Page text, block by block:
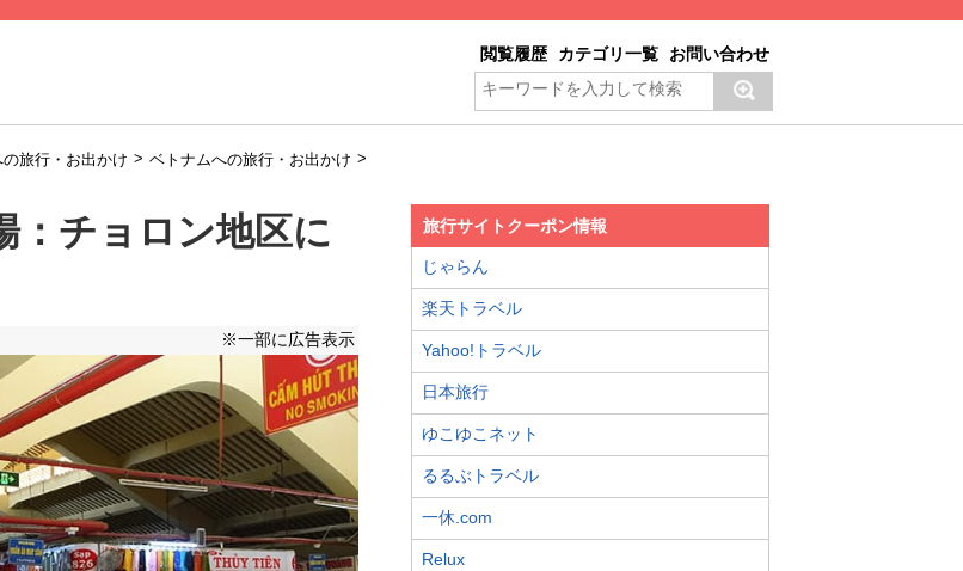
閲覧履歴 カテゴリ一覧 お問い合わせ
の旅行・お出かけ > ベトナムへの旅行・お出かけ >
：チョロン地区に
※一部に広告表示
旅行サイトクーポン情報
じゃらん
楽天トラベル
Yahoo!トラベル
日本旅行
ゆこゆこネット
るるぶトラベル
一休.com
Relux